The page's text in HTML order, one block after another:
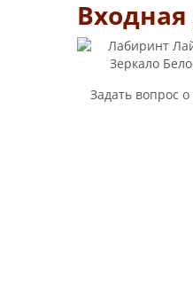
Задать вопрос о